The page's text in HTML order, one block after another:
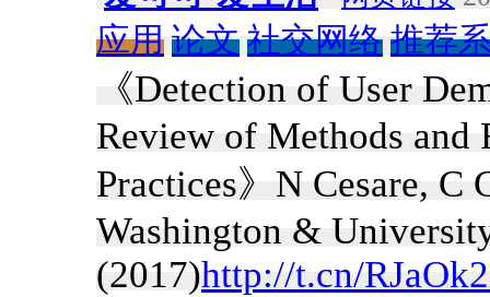
应用 论文 社交网络 推荐
《Detection of User
Review of Methods and
Practices》N Cesare,
Washington &
(2017)http://t.cn/